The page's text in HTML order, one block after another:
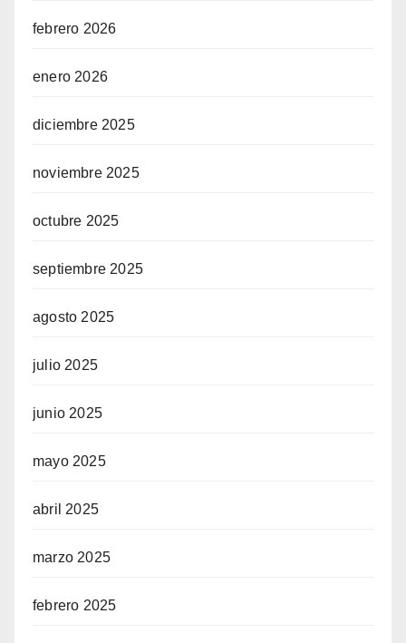
febrero 2026
enero 2026
diciembre 2025
noviembre 2025
octubre 2025
septiembre 2025
agosto 2025
julio 2025
junio 2025
mayo 2025
abril 2025
marzo 2025
febrero 2025